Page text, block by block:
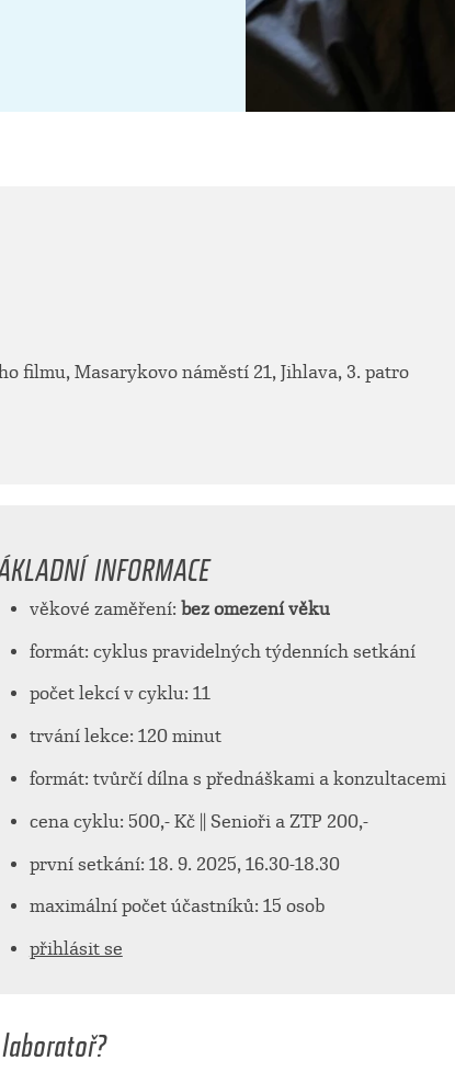
filmu, Masarykovo náměstí 21, Jihlava, 3. patro
INFORMACE
věkové zaměření: bez omezení věku
formát: cyklus pravidelných týdenních setkání
počet lekcí v cyklu: 11
trvání lekce: 120 minut
formát: tvůrčí dílna s přednáškami a konzultacemi
cena cyklu: 500,- Kč || Senioři a ZTP 200,-
první setkání: 18. 9. 2025, 16.30-18.30
maximální počet účastníků: 15 osob
přihlásit se